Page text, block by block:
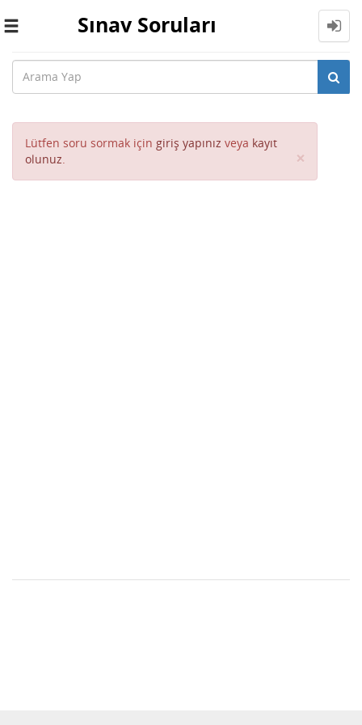
Toggle
Sınav Soruları
Lütfen soru sormak için giriş yapınız veya kayıt
olunuz. ×